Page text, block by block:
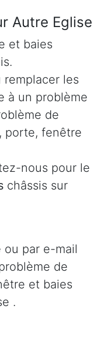
Autre Eglise
et baies
remplacer les
à un problème
de
porte, fenêtre
nous pour le
châssis sur
ou par e-mail
de
et baies
.